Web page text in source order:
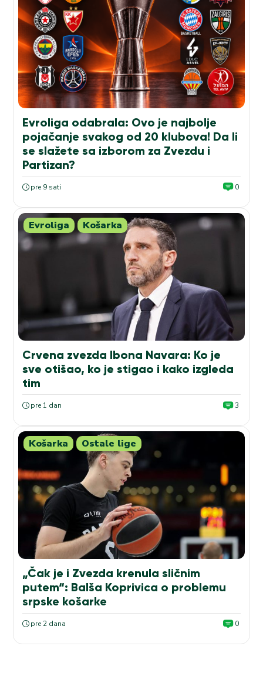
Evroliga odabrala: Ovo je najbolje
pojačanje svakog od 20 klubova! Da li
se slažete sa izborom za Zvezdu i
Partizan?
pre 9 sati 0
Evroliga Košarka
Crvena zvezda Ibona Navara: Ko je
sve otišao, ko je stigao i kako izgleda
tim
pre 1 dan 3
Košarka Ostale lige
„Čak je i Zvezda krenula sličnim
putem“: Balša Koprivica o problemu
srpske košarke
pre 2 dana 0